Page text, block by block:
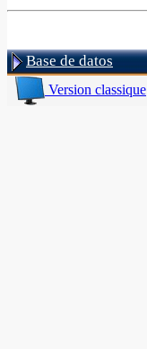
Base de datos
Version classique